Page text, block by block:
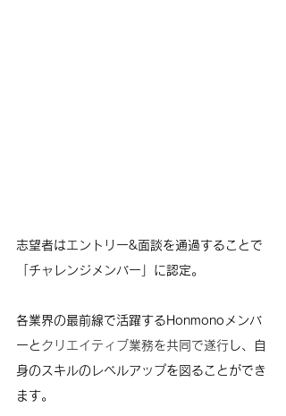
志望者はエントリー&面談を通過することで
「チャレンジメンバー」 に認定。
各業界の最前線で活躍するHonmonoメンバ
ーと クリエイティブ業務を共同で遂行 し、自
身のスキルのレベルアップを図ることができ
ます。